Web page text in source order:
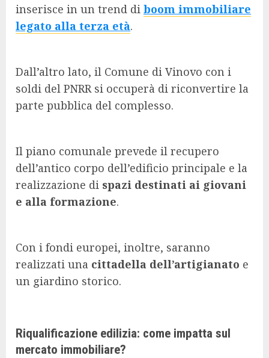
inserisce in un trend di boom immobiliare
legato alla terza età.
Dall’altro lato, il Comune di Vinovo con i
soldi del PNRR si occuperà di riconvertire la
parte pubblica del complesso.
Il piano comunale prevede il recupero
dell’antico corpo dell’edificio principale e la
realizzazione di spazi destinati ai giovani
e alla formazione.
Con i fondi europei, inoltre, saranno
realizzati una cittadella dell’artigianato e
un giardino storico.
Riqualificazione edilizia: come impatta sul
mercato immobiliare?